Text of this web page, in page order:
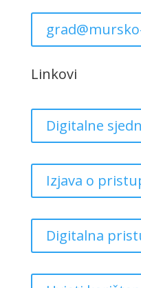
Linkovi
Digitalne
Izjava o
Digitalna